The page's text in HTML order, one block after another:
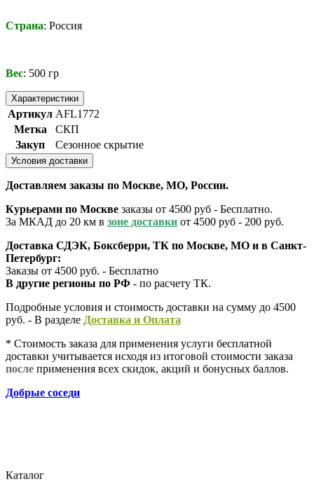
Страна: Россия
Вес: 500 гр
Характеристики
Артикул AFL1772
Метка
СКП
Закуп
Сезонное скрытие
Условия доставки
Доставляем заказы по Москве, МО, России.
Курьерами по Москве заказы от 4500 руб - Бесплатно.
За МКАД до 20 км в зоне доставки от 4500 руб - 200 руб.
Доставка СДЭК, Боксберри, ТК по Москве, МО и в Санкт-
Петербург:
Заказы от 4500 руб. - Бесплатно
В другие регионы по РФ - по расчету ТК.
Подробные условия и стоимость доставки на сумму до 4500
руб. - В разделе Доставка и Оплата
* Стоимость заказа для применения услуги бесплатной
доставки учитывается исходя из итоговой стоимости заказа
после применения всех скидок, акций и бонусных баллов.
Добрые соседи
Каталог